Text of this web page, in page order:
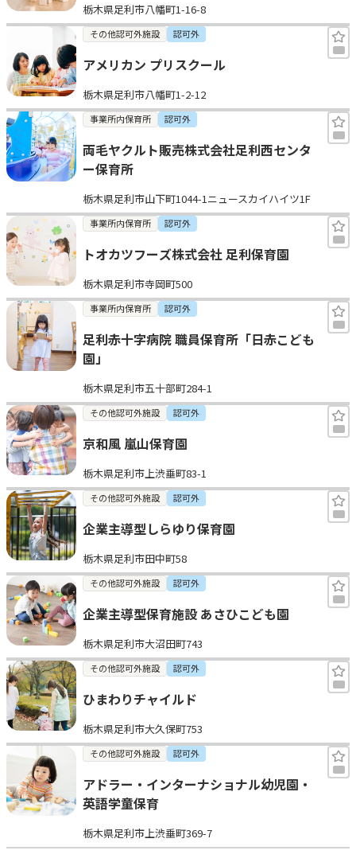
栃木県足利市八幡町1-16-8
その他認可外施設 認可外
アメリカン プリスクール
栃木県足利市八幡町1-2-12
事業所内保育所 認可外
両毛ヤクルト販売株式会社足利西センタ
ー保育所
栃木県足利市山下町1044-1ニュースカイハイツ1F
事業所内保育所 認可外
トオカツフーズ株式会社 足利保育園
栃木県足利市寺岡町500
事業所内保育所 認可外
足利赤十字病院 職員保育所「日赤こども
園」
栃木県足利市五十部町284-1
その他認可外施設 認可外
京和風 嵐山保育園
栃木県足利市上渋垂町83-1
その他認可外施設 認可外
企業主導型しらゆり保育園
栃木県足利市田中町58
その他認可外施設 認可外
企業主導型保育施設 あさひこども園
栃木県足利市大沼田町743
その他認可外施設 認可外
ひまわりチャイルド
栃木県足利市大久保町753
その他認可外施設 認可外
アドラー・インターナショナル幼児園・
英語学童保育
栃木県足利市上渋垂町369-7